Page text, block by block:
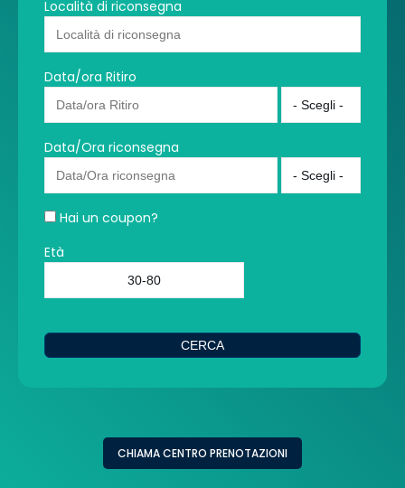
Località di riconsegna
Data/ora Ritiro
Data/Ora riconsegna
Hai un coupon?
Età
CERCA
CHIAMA CENTRO PRENOTAZIONI